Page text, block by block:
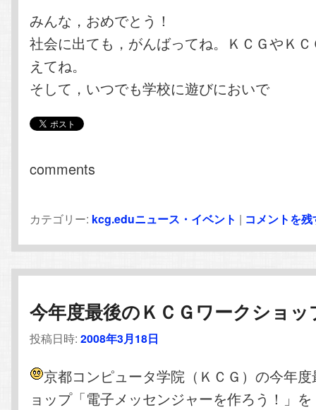
みんな，おめでとう！
社会に出ても，がんばってね。ＫＣＧやＫ
えてね。
そして，いつでも学校に遊びにおいで
comments
カテゴリー: kcg.eduニュース・イベント | コメントを残
今年度最後のＫＣＧワークショッ
投稿日時:2008年3月18日
京都コンピュータ学院（ＫＣＧ）の今年
ョップ「電子メッセンジャーを作ろう！」